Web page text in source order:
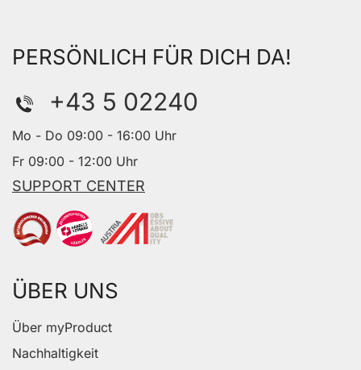
PERSÖNLICH FÜR DICH DA!
+43 5 02240
Mo - Do 09:00 - 16:00 Uhr
Fr 09:00 - 12:00 Uhr
SUPPORT CENTER
ÜBER UNS
Über myProduct
Nachhaltigkeit